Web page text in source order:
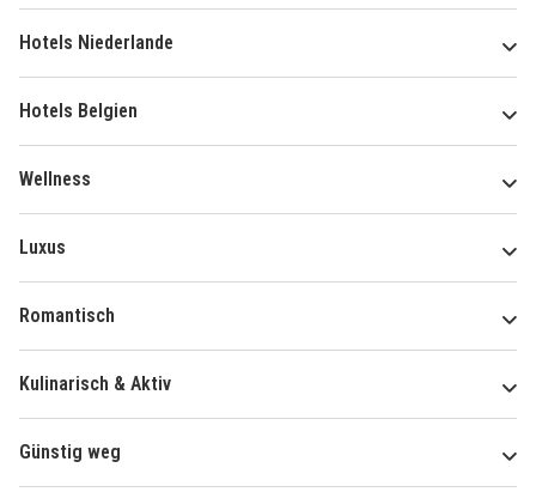
Hotels Niederlande
Hotels Belgien
Wellness
Luxus
Romantisch
Kulinarisch & Aktiv
Günstig weg